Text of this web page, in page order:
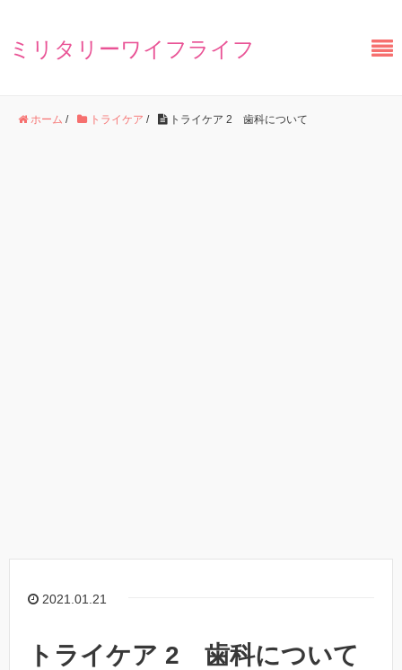
ミリタリーワイフライフ
ホーム / トライケア / トライケア 2 歯科について
2021.01.21
トライケア 2 歯科について